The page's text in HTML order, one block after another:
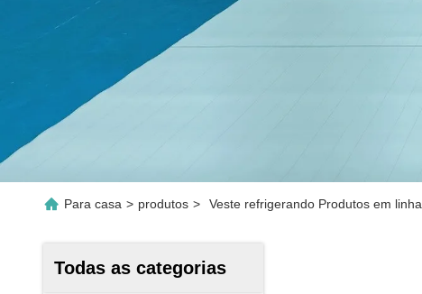
Para casa > produtos > Veste refrigerando Produtos em linha
Todas as categorias